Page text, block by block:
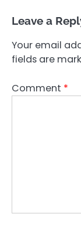
Leave a
Your email
fields are
Comment *